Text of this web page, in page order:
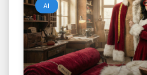
AI